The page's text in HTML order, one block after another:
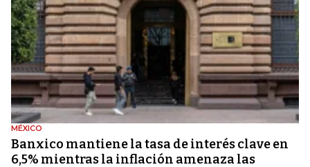
MÉXICO
Banxico mantiene la tasa de interés clave en
6,5% mientras la inflación amenaza las